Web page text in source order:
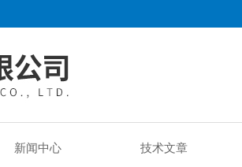
新闻中心 技术文章